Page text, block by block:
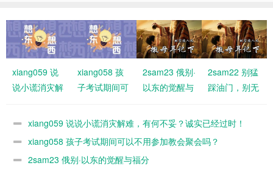
xiang059 说
说小谎消灾解
妥？诚实已经
xiang058 孩
子考试期间可
会聚会吗？
2sam23 俄别·
以东的觉醒与
2sam22 别猛
踩油门，别无
神同行
xiang059 说说小谎消灾解难，有何不妥？诚实已经过时！
xiang058 孩子考试期间可以不用参加教会聚会吗？
2sam23 俄别·以东的觉醒与福分